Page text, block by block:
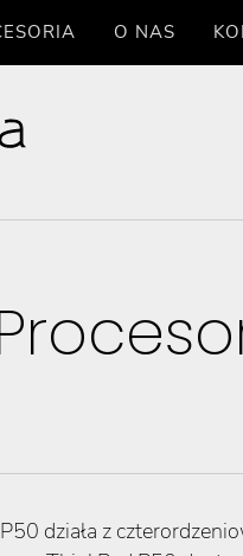
O NAS
działa z